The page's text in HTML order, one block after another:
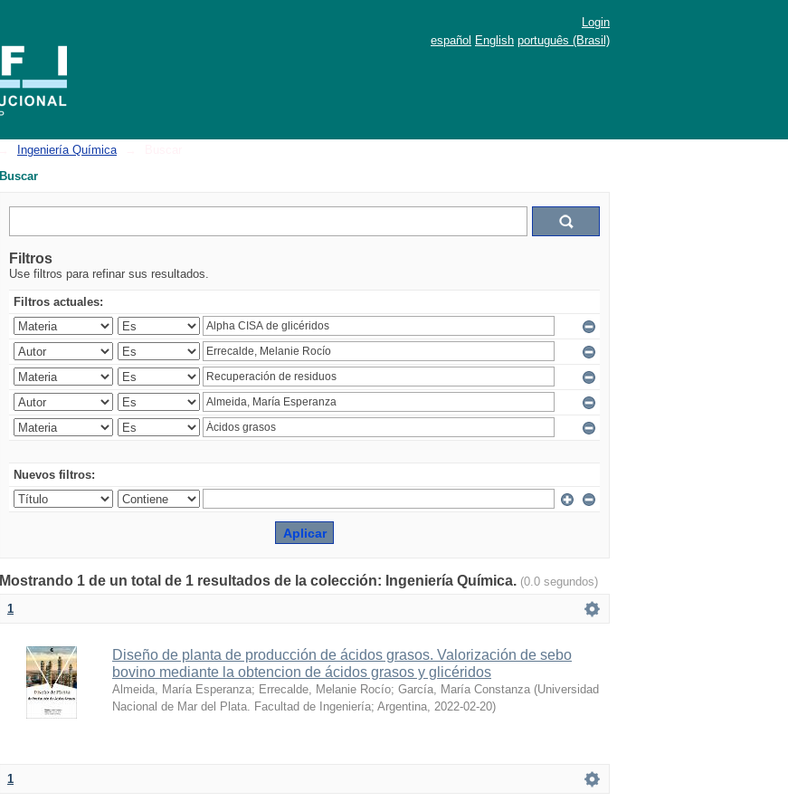
Login
español English português (Brasil)
Ingeniería Química
Buscar
Filtros
Use filtros para refinar sus resultados.
Filtros actuales:
Nuevos filtros:
Mostrando 1 de un total de 1 resultados de la colección: Ingeniería Química. (0.0 segundos)
1
Diseño de planta de producción de ácidos grasos. Valorización de sebo
bovino mediante la obtencion de ácidos grasos y glicéridos
Almeida, María Esperanza; Errecalde, Melanie Rocío; García, María Constanza (Universidad
Nacional de Mar del Plata. Facultad de Ingeniería; Argentina, 2022-02-20)
1